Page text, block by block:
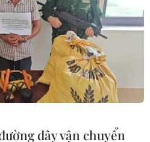
ruột thừa
những 'trái
dây vận chuyển